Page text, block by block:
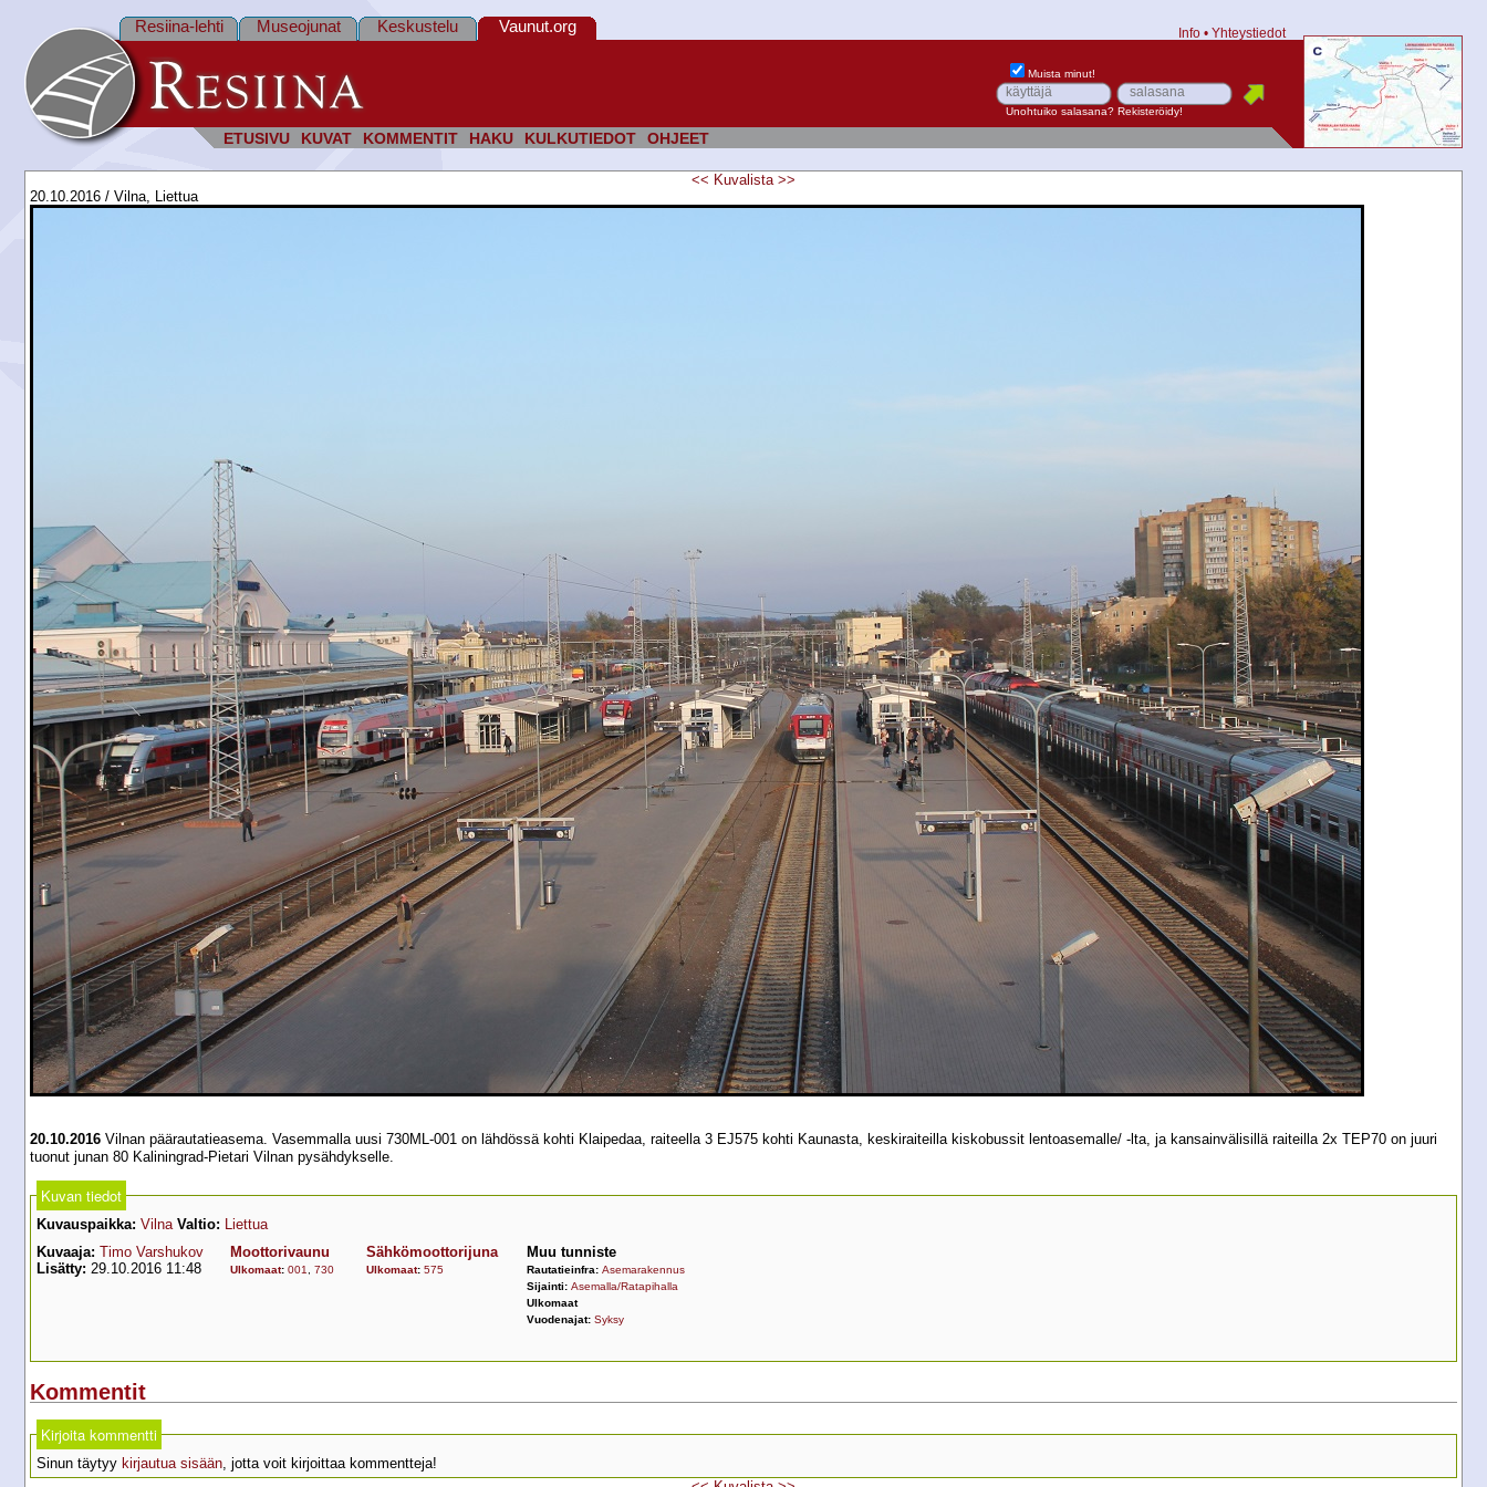
ETUSIVU KUVAT KOMMENTIT HAKU KULKUTIEDOT OHJEET
Resiina-lehti Museojunat Keskustelu Vaunut.org Info • Yhteystiedot
Muista minut!
Unohtuiko salasana? Rekisteröidy!
<< Kuvalista >>
20.10.2016 / Vilna, Liettua
20.10.2016 Vilnan päärautatieasema. Vasemmalla uusi 730ML-001 on lähdössä kohti Klaipedaa, raiteella 3 EJ575 kohti Kaunasta, keskiraiteilla kiskobussit lentoasemalle/ -lta, ja kansainvälisillä raiteilla 2x TEP70 on juuri
tuonut junan 80 Kaliningrad-Pietari Vilnan pysähdykselle.
Kuvan tiedot
Kuvauspaikka: Vilna Valtio: Liettua
Kuvaaja: Timo Varshukov
Lisätty: 29.10.2016 11:48
Moottorivaunu
Ulkomaat: 001 730
Sähkömoottorijuna
Ulkomaat: 575
Muu tunniste
Rautatieinfra: Asemarakennus
Sijainti: Asemalla/Ratapihalla
Ulkomaat
Vuodenajat: Syksy
Kommentit
Kirjoita kommentti
Sinun täytyy kirjautua sisään, jotta voit kirjoittaa kommentteja!